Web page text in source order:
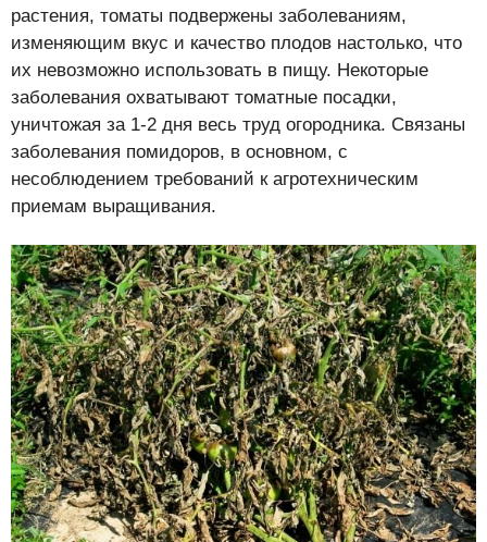
растения, томаты подвержены заболеваниям,
изменяющим вкус и качество плодов настолько, что
их невозможно использовать в пищу. Некоторые
заболевания охватывают томатные посадки,
уничтожая за 1-2 дня весь труд огородника. Связаны
заболевания помидоров, в основном, с
несоблюдением требований к агротехническим
приемам выращивания.